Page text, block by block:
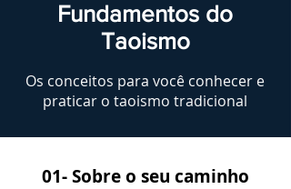
Fundamentos do
Taoismo
Os conceitos para você conhecer e
praticar o taoismo tradicional
01- Sobre o seu caminho